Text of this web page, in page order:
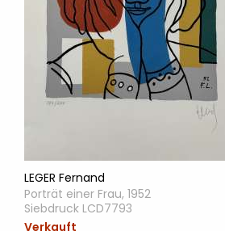
LEGER Fernand
Porträt einer Frau, 1952
Siebdruck LCD7793
Verkauft